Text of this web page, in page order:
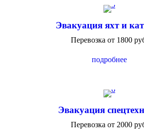
Эвакуация яхт и
Перевозка от 1800
подробнее
Эвакуация
Перевозка от 2000